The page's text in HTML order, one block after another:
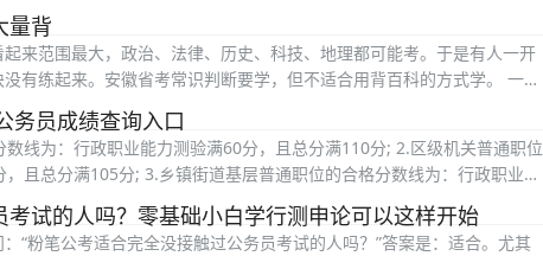
量背
来范围最大，政治、法律、历史、科技、地理都可能考。于是有人一开
有练起来。安徽省考常识判断要学，但不适合用背百科的方式学。 一、
务员成绩查询入口
线为：行政职业能力测验满60分，且总分满110分; 2.区级机关普通职位
且总分满105分; 3.乡镇街道基层普通职位的合格分数线为：行政职业能
试的人吗？零基础小白学行测申论可以这样开始
“粉笔公考适合完全没接触过公务员考试的人吗？”答案是：适合。尤其